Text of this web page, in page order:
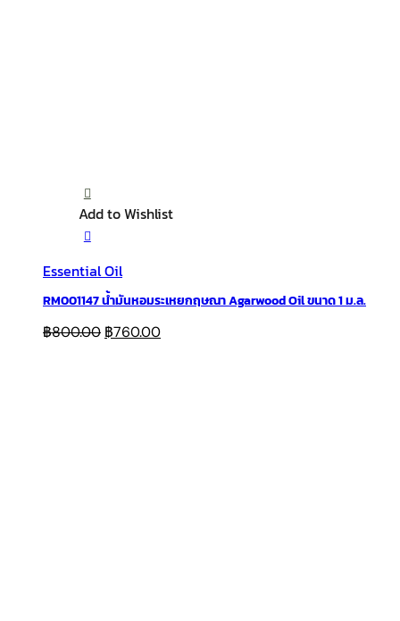
Add to Wishlist
Essential Oil
RM001147 น้ำมันหอมระเหยกฤษณา Agarwood Oil ขนาด 1 ม.ล.
฿800.00 ฿760.00